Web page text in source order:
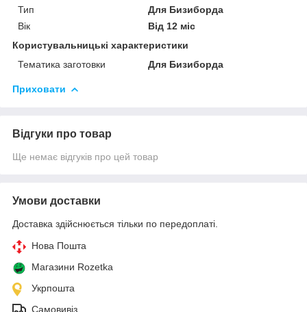
Тип
Для Бизиборда
Вік
Від 12 міс
Користувальницькі характеристики
Тематика заготовки
Для Бизиборда
Приховати
Відгуки про товар
Ще немає відгуків про цей товар
Умови доставки
Доставка здійснюється тільки по передоплаті.
Нова Пошта
Магазини Rozetka
Укрпошта
Самовивіз